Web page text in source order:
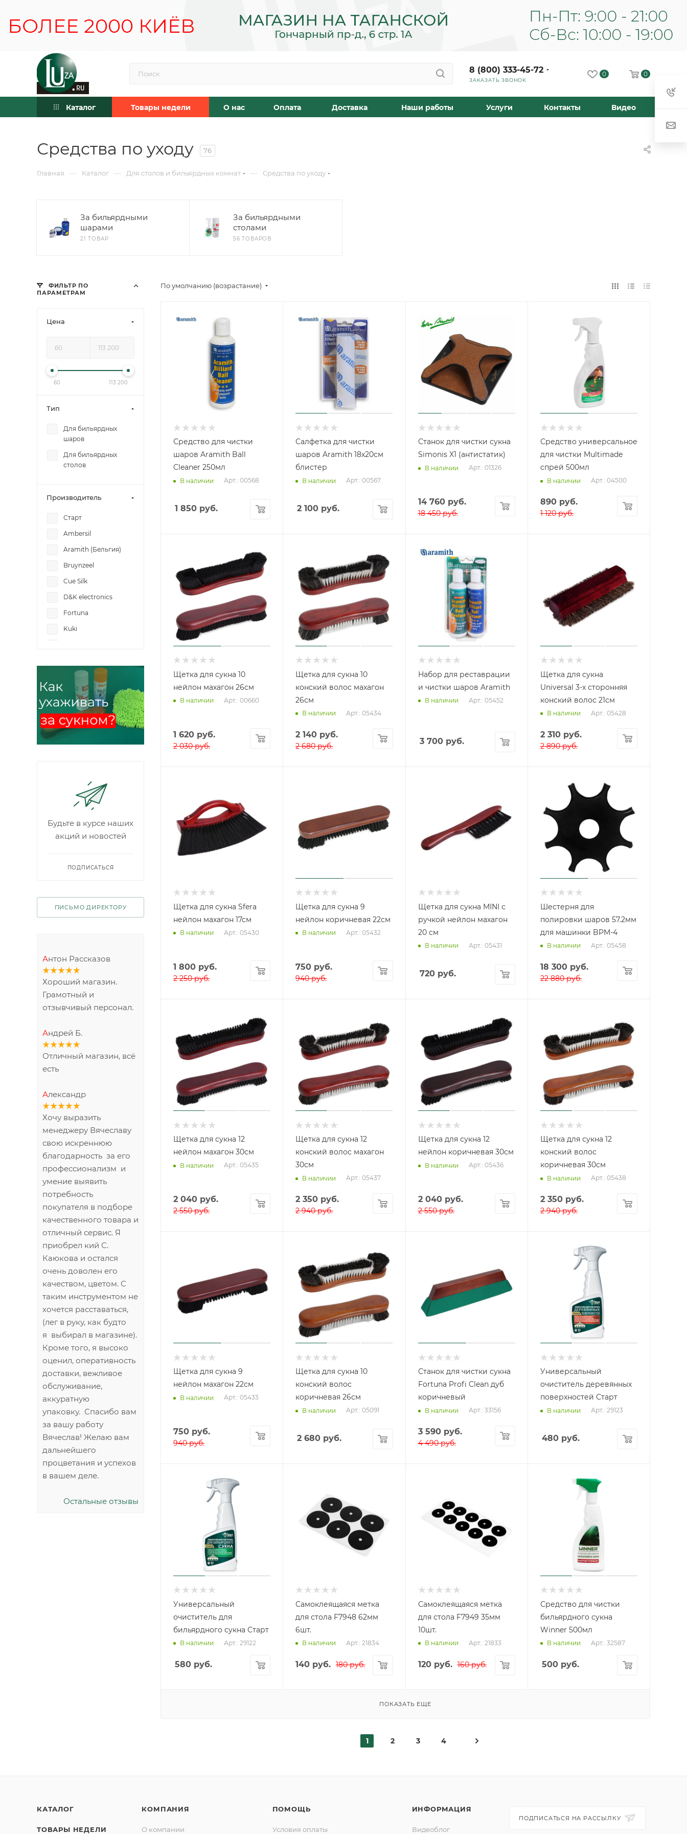
8 (800) 333-45-72
ЗАКАЗАТЬ ЗВОНОК
0 0
Каталог Товары недели О нас Оплата Доставка Наши работы Услуги Контакты Видео
Средства по уходу 76
Главная — Каталог — Для столов и бильярдных комнат — Средства по уходу
За бильярдными
шарами
21 ТОВАР
За бильярдными
столами
56 ТОВАРОВ
По умолчанию (возрастание)
Средство для чистки
шаров Aramith Ball
Cleaner 250мл
В наличии Арт.: 00568
1 850 руб.
Салфетка для чистки
шаров Aramith 18х20см
блистер
В наличии Арт.: 00567
2 100 руб.
Станок для чистки сукна
Simonis X1 (антистатик)
В наличии Арт.: 01326
14 760руб.
18 450руб.
Средство универсальное
для чистки Multimade
спрей 500мл
В наличии Арт.: 04500
890руб.
1 120руб.
Щетка для сукна 10
нейлон махагон 26см
В наличии Арт.: 00660
1 620 руб.
2 030руб.
Щетка для сукна 10
конский волос махагон
26см
В наличии Арт.: 05434
2 140 руб.
2 680руб.
Набор для реставрации
и чистки шаров Aramith
В наличии Арт.: 05452
3 700руб.
Щетка для сукна
Universal 3-х сторонняя
конский волос 21см
В наличии Арт.: 05428
2 310руб.
2 890руб.
Щетка для сукна Sfera
нейлон махагон 17см
В наличии Арт.: 05430
1 800 руб.
2 250руб.
Щетка для сукна 9
нейлон коричневая 22см
В наличии Арт.: 05432
750 руб.
940руб.
Щетка для сукна MINI с
ручкой нейлон махагон
20 см
В наличии Арт.: 05431
720руб.
Шестерня для
полировки шаров 57.2мм
для машинки BPM-4
В наличии Арт.: 05458
18 300руб.
22 880руб.
Щетка для сукна 12
нейлон махагон 30см
В наличии Арт.: 05435
2 040 руб.
2 550руб.
Щетка для сукна 12
конский волос махагон
30см
В наличии Арт.: 05437
2 350 руб.
2 940руб.
Щетка для сукна 12
нейлон коричневая 30см
В наличии Арт.: 05436
2 040руб.
2 550руб.
Щетка для сукна 12
конский волос
коричневая 30см
В наличии Арт.: 05438
2 350руб.
2 940руб.
Щетка для сукна 9
нейлон махагон 22см
В наличии Арт.: 05433
750 руб.
940руб.
Щетка для сукна 10
конский волос
коричневая 26см
В наличии Арт.: 05091
2 680 руб.
Станок для чистки сукна
Fortuna Profi Clean дуб
коричневый
В наличии Арт.: 33156
3 590руб.
4 490руб.
Универсальный
очиститель деревянных
поверхностей Старт
В наличии Арт.: 29123
480руб.
Универсальный
очиститель для
бильярдного сукна Старт
В наличии Арт.: 29122
580 руб.
Самоклеящаяся метка
для стола F7948 62мм
6шт.
В наличии Арт.: 21834
140 руб. 180руб.
Самоклеящаяся метка
для стола F7949 35мм
10шт.
В наличии Арт.: 21833
120руб. 160руб.
Средство для чистки
бильярдного сукна
Winner 500мл
В наличии Арт.: 32587
500руб.
ПОКАЗАТЬ ЕЩЕ
1 2 3 4
ФИЛЬТР ПО
ПАРАМЕТРАМ
Цена
60 113 200
Тип
Для бильярдных
шаров
Для бильярдных
столов
Производитель
Старт
Ambersil
Aramith (Бельгия)
Bruynzeel
Cue Silk
D&K electronics
Fortuna
Kuki
Tiger
Tweeten
Winner
Будьте в курсе наших
акций и новостей
ПОДПИСАТЬСЯ
ПИСЬМО ДИРЕКТОРУ
Антон Рассказов
Хороший магазин.
Грамотный и
отзывчивый персонал.
Андрей Б.
Отличный магазин, всё
есть
Александр
Хочу выразить
менеджеру Вячеславу
свою искреннюю
благодарность за его
профессионализм и
умение выявить
потребность
покупателя в подборе
качественного товара и
отличный сервис. Я
приобрел кий С.
Каюкова и остался
очень доволен его
качеством, цветом. С
таким инструментом не
хочется расставаться,
(лег в руку, как будто
я выбирал в магазине).
Кроме того, я высоко
оценил, оперативность
доставки, вежливое
обслуживание,
аккуратную
упаковку. Спасибо вам
за вашу работу
Вячеслав! Желаю вам
дальнейшего
процветания и успехов
в вашем деле.
Остальные отзывы
КАТАЛОГ
ТОВАРЫ НЕДЕЛИ
КОМПАНИЯ
О компании
ПОМОЩЬ
Условия оплаты
ИНФОРМАЦИЯ
Видеоблог
ПОДПИСАТЬСЯ НА РАССЫЛКУ